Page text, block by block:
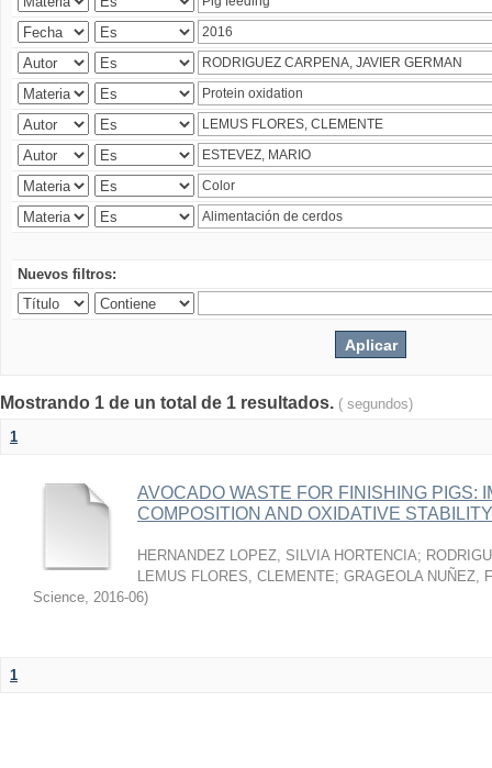
Nuevos filtros:
Mostrando 1 de un total de 1 resultados. ( segundos)
1
AVOCADO WASTE FOR FINISHING PIGS:
COMPOSITION AND OXIDATIVE
HERNANDEZ LOPEZ, SILVIA HORTENCIA;
LEMUS FLORES, CLEMENTE; GRAGEOLA NUÑEZ,
Science, 2016-06)
1